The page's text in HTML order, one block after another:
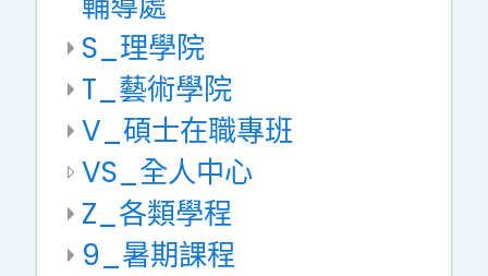
S_理學院
T_藝術學院
V_碩士在職專班
VS_全人中心
Z_各類學程
9_暑期課程